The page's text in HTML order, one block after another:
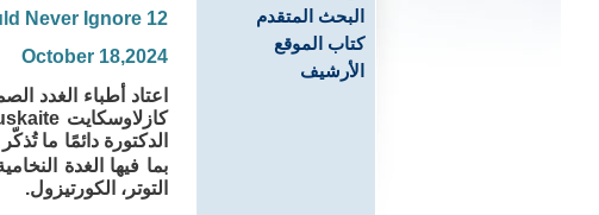
البحث المتقدم
كتاب الموقع
الأرشيف
12 Weird Symptoms Endocrinologists Say You Should Never Ignore
October 18,2024
اعتاد أطباء الغدد
الدكتورة دائمًا ما
بما فيها الغدة
التوتر، الكورتيزول.